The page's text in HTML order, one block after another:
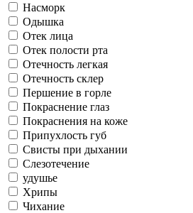
Насморк
Одышка
Отек лица
Отек полости рта
Отечность легкая
Отечность склер
Першение в горле
Покраснение глаз
Покраснения на коже
Припухлость губ
Свисты при дыхании
Слезотечение
удушье
Хрипы
Чихание